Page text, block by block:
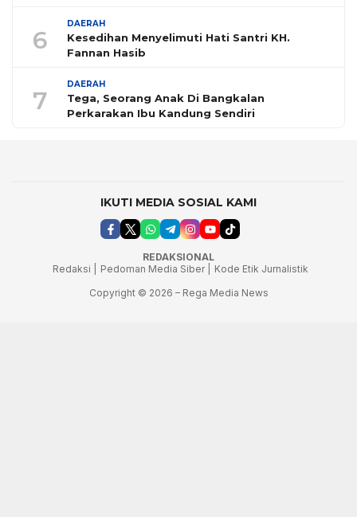
6
DAERAH
Kesedihan Menyelimuti Hati Santri KH.
Fannan Hasib
7
DAERAH
Tega, Seorang Anak Di Bangkalan
Perkarakan Ibu Kandung Sendiri
IKUTI MEDIA SOSIAL KAMI
REDAKSIONAL
Redaksi |
Pedoman Media Siber |
Kode Etik Jurnalistik
Copyright © 2026 – Rega Media News